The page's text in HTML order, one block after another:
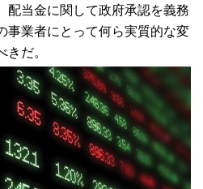
配当金に関して政府承認を義務
事業者にとって何ら実質的な変
だ。